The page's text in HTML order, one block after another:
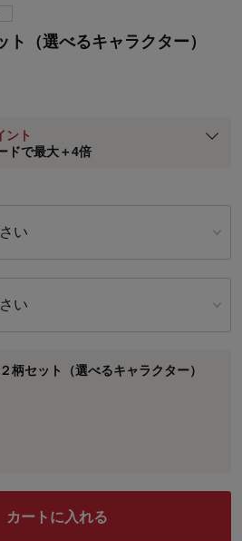
（選べるキャラクター）
ント
ドで最大＋4倍
て
無料（JCBのみ）
クーポンプレゼント
ントはステージ倍率適用前の基本ポイント
い
い
柄セット（選べるキャラクター）
カートに入れる